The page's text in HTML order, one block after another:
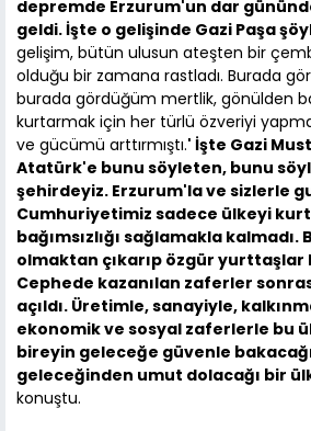
depremde Erzurum'un dar
geldi. İşte o gelişinde Gazi Paşa
gelişim, bütün ulusun ateşten bir
olduğu bir zamana rastladı. Burada
burada gördüğüm mertlik, gönülden
kurtarmak için her türlü özveriyi
ve gücümü arttırmıştı.' İşte Gazi
Atatürk'e bunu söyleten, bunu
şehirdeyiz. Erzurum'la ve sizlerle
Cumhuriyetimiz sadece ülkeyi
bağımsızlığı sağlamakla
olmaktan çıkarıp özgür
Cephede kazanılan zaferler
açıldı. Üretimle, sanayiyle,
ekonomik ve sosyal zaferlerle bu
bireyin geleceğe güvenle
geleceğinden umut dolacağı bir
konuştu.